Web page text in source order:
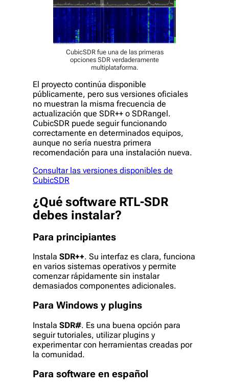
CubicSDR fue una de las primeras
opciones SDR verdaderamente
multiplataforma.
El proyecto continúa disponible
públicamente, pero sus versiones oficiales
no muestran la misma frecuencia de
actualización que SDR++ o SDRangel.
CubicSDR puede seguir funcionando
correctamente en determinados equipos,
aunque no sería nuestra primera
recomendación para una instalación nueva.
Consultar las versiones disponibles de
CubicSDR
¿Qué software RTL-SDR
debes instalar?
Para principiantes
Instala SDR++. Su interfaz es clara, funciona
en varios sistemas operativos y permite
comenzar rápidamente sin instalar
demasiados componentes adicionales.
Para Windows y plugins
Instala SDR#. Es una buena opción para
seguir tutoriales, utilizar plugins y
experimentar con herramientas creadas por
la comunidad.
Para software en español